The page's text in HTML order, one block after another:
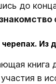
до
Из
книга
в